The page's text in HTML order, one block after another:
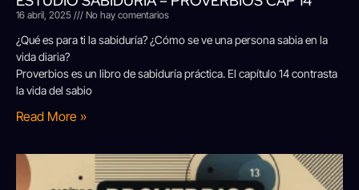
16 abril, 2025 No hay comentarios
¿Qué es para ti la sabiduría? ¿Cómo se ve una persona sabia en la
vida diaria?
Proverbios es un libro de sabiduría práctica. El capítulo 14 contrasta
la vida del sabio
Read More »